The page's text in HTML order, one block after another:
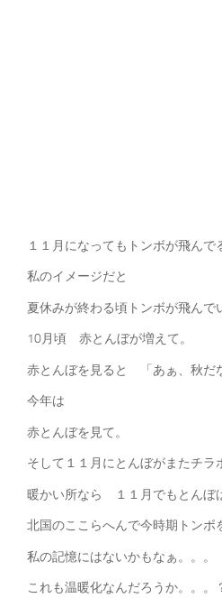
１１月になってもトンボが飛んで
私のイメージだと
夏休みが終わる頃トンボが飛んで
10月頃 赤とんぼが増えて。
赤とんぼを見ると 「あぁ、秋だ
今年は
赤とんぼを見て。
そして１１月にとんぼがまたチラ
暖かい所なら １１月でもとんぼ
北国のここらへんで今時期トンボ
私の記憶にはないかもなぁ。。。
これも温暖化なんだろうか。。。